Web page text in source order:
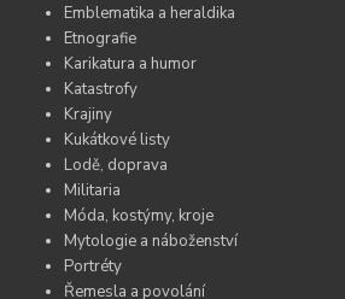
Emblematika a heraldika
Etnografie
Karikatura a humor
Katastrofy
Krajiny
Kukátkové listy
Lodě, doprava
Militaria
Móda, kostýmy, kroje
Mytologie a náboženství
Portréty
Řemesla a povolání